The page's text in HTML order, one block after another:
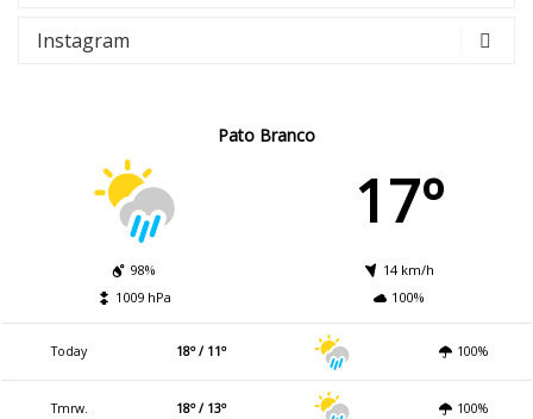
Instagram
Pato Branco
17º
98%
14 km/h
1009 hPa
100%
Today 18º / 11º 100%
Tmrw. 18º / 13º 100%